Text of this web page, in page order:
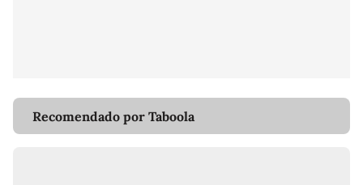
Recomendado por Taboola